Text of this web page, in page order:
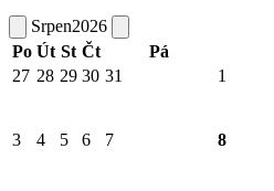
Srpen2026
Po Út St Čt Pá
27 28 29 30 31 1
3 4 5 6 7 8